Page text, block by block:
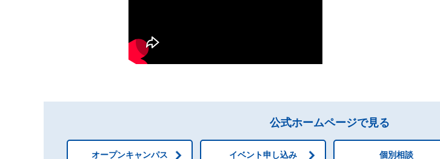
公式ホームページで見る
オープンキャンパス イベント申し込み 個別相談